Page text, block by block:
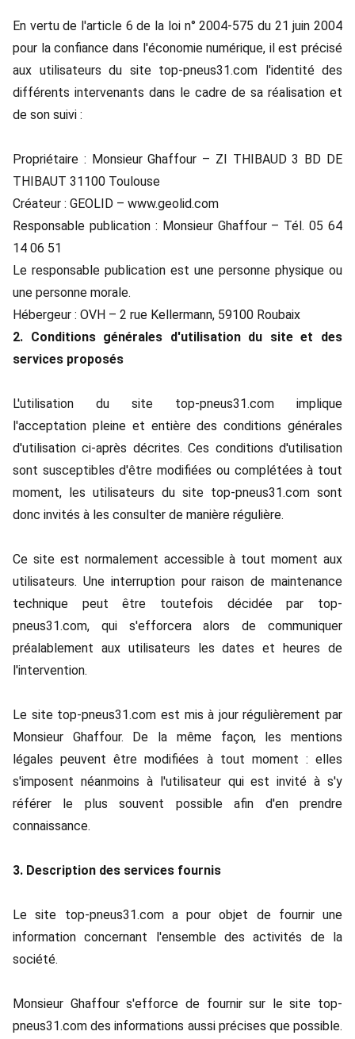
En vertu de l'article 6 de la loi n° 2004-575 du 21 juin 2004
pour la confiance dans l'économie numérique, il est précisé
aux utilisateurs du site top-pneus31.com l'identité des
différents intervenants dans le cadre de sa réalisation et
de son suivi :
Propriétaire : Monsieur Ghaffour – ZI THIBAUD 3 BD DE
THIBAUT 31100 Toulouse
Créateur : GEOLID – www.geolid.com
Responsable publication : Monsieur Ghaffour – Tél. 05 64
14 06 51
Le responsable publication est une personne physique ou
une personne morale.
Hébergeur : OVH – 2 rue Kellermann, 59100 Roubaix
2. Conditions générales d'utilisation du site et des
services proposés
L'utilisation du site top-pneus31.com implique
l'acceptation pleine et entière des conditions générales
d'utilisation ci-après décrites. Ces conditions d'utilisation
sont susceptibles d'être modifiées ou complétées à tout
moment, les utilisateurs du site top-pneus31.com sont
donc invités à les consulter de manière régulière.
Ce site est normalement accessible à tout moment aux
utilisateurs. Une interruption pour raison de maintenance
technique peut être toutefois décidée par top-
pneus31.com, qui s'efforcera alors de communiquer
préalablement aux utilisateurs les dates et heures de
l'intervention.
Le site top-pneus31.com est mis à jour régulièrement par
Monsieur Ghaffour. De la même façon, les mentions
légales peuvent être modifiées à tout moment : elles
s'imposent néanmoins à l'utilisateur qui est invité à s'y
référer le plus souvent possible afin d'en prendre
connaissance.
3. Description des services fournis
Le site top-pneus31.com a pour objet de fournir une
information concernant l'ensemble des activités de la
société.
Monsieur Ghaffour s'efforce de fournir sur le site top-
pneus31.com des informations aussi précises que possible.